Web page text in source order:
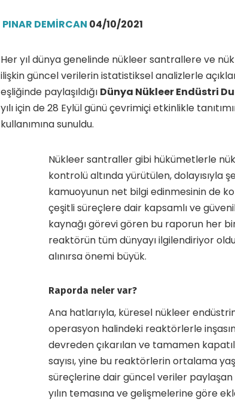
PINAR DEMİRCAN 04/10/2021
Her yıl dünya genelinde nükleer santrallere ve
ilişkin güncel verilerin istatistiksel analizlerle
eşliğinde paylaşıldığı Dünya Nükleer Endüstri
yılı için de 28 Eylül günü çevrimiçi etkinlikle
kullanımına sunuldu.
Nükleer santraller gibi hükümetlerle
kontrolü altında yürütülen, dolayısıyla
kamuoyunun net bilgi edinmesinin de
çeşitli süreçlere dair kapsamlı ve
kaynağı görevi gören bu raporun her
reaktörün tüm dünyayı ilgilendiriyor
alınırsa önemi büyük.
Raporda neler var?
Ana hatlarıyla, küresel nükleer
operasyon halindeki reaktörlerle
devreden çıkarılan ve tamamen
sayısı, yine bu reaktörlerin ortalama
süreçlerine dair güncel veriler
yılın temasına ve gelişmelerine göre